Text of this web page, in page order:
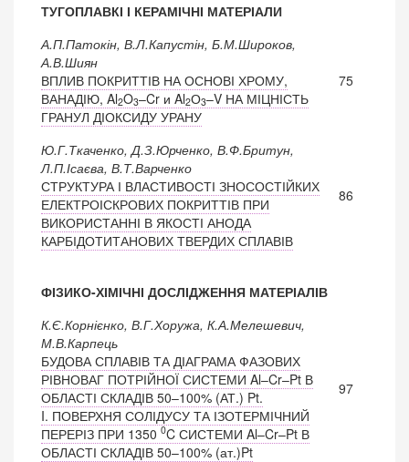
ТУГОПЛАВКІ І КЕРАМІЧНІ МАТЕРІАЛИ
А.П.Патокін, В.Л.Капустін, Б.М.Широков,
А.В.Шиян
ВПЛИВ ПОКРИТТІВ НА ОСНОВІ ХРОМУ,
ВАНАДІЮ, Al2O3–Cr и Al2О3–V НА МІЦНІСТЬ
ГРАНУЛ ДІОКСИДУ УРАНУ
75
Ю.Г.Ткаченко, Д.З.Юрченко, В.Ф.Бритун,
Л.П.Ісаєва, В.Т.Варченко
СТРУКТУРА І ВЛАСТИВОСТІ ЗНОСОСТІЙКИХ
ЕЛЕКТРОІСКРОВИХ ПОКРИТТІВ ПРИ
ВИКОРИСТАННІ В ЯКОСТІ АНОДА
КАРБІДОТИТАНОВИХ ТВЕРДИХ СПЛАВІВ
86
ФІЗИКО-ХІМІЧНІ ДОСЛІДЖЕННЯ МАТЕРІАЛІВ
К.Є.Корнієнко, В.Г.Хоружа, К.А.Мелешевич,
М.В.Карпець
БУДОВА СПЛАВІВ ТА ДІАГРАМА ФАЗОВИХ
РІВНОВАГ ПОТРІЙНОЇ СИСТЕМИ Al–Cr–Pt В
ОБЛАСТІ СКЛАДІВ 50–100% (АТ.) Pt.
I. ПОВЕРХНЯ СОЛІДУСУ ТА ІЗОТЕРМІЧНИЙ
ПЕРЕРІЗ ПРИ 1350 0C СИСТЕМИ Al–Cr–Pt В
ОБЛАСТІ СКЛАДІВ 50–100% (ат.)Pt
97